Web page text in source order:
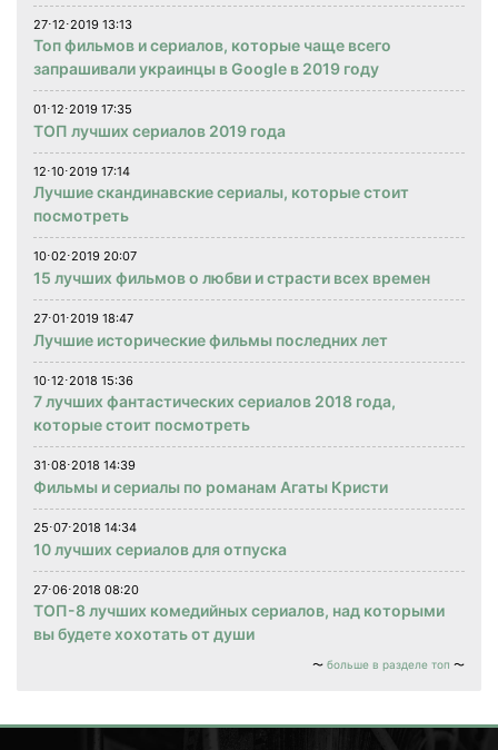
27⋅12⋅2019 13:13
Топ фильмов и сериалов, которые чаще всего
запрашивали украинцы в Google в 2019 году
01⋅12⋅2019 17:35
ТОП лучших сериалов 2019 года
12⋅10⋅2019 17:14
Лучшие скандинавские сериалы, которые стоит
посмотреть
10⋅02⋅2019 20:07
15 лучших фильмов о любви и страсти всех времен
27⋅01⋅2019 18:47
Лучшие исторические фильмы последних лет
10⋅12⋅2018 15:36
7 лучших фантастических сериалов 2018 года,
которые стоит посмотреть
31⋅08⋅2018 14:39
Фильмы и сериалы по романам Агаты Кристи
25⋅07⋅2018 14:34
10 лучших сериалов для отпуска
27⋅06⋅2018 08:20
ТОП-8 лучших комедийных сериалов, над которыми
вы будете хохотать от души
больше в разделе топ